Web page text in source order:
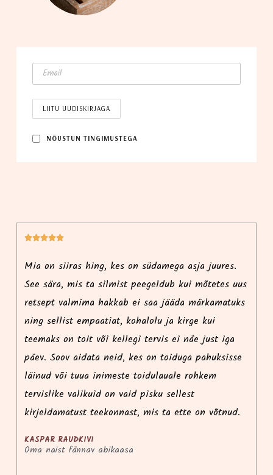
NÕUS­TUN TINGIMUSTEGA

Mia on siiras hing, kes on südamega asja juures.
See sära, mis ta silmist peegeldub kui mõtetes uus
retsept valmima hakkab ei saa jääda märkamatuks
ning sellist empaatiat, kohalolu ja kirge kui
teemaks on toit või kellegi tervis ei näe just iga
päev. Soov aidata neid, kes on toiduga pahuksisse
läinud või tuua inimeste toidulauale rohkem
tervislike valikuid on vaid pisku sellest
kirjeldamatust teekonnast, mis ta ette on võtnud.
KASPAR RAUDKIVI
Oma naist fännav abikaasa